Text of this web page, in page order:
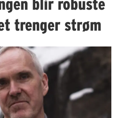
blir robuste
trenger strøm